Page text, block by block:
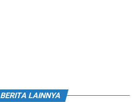
BERITA LAINNYA